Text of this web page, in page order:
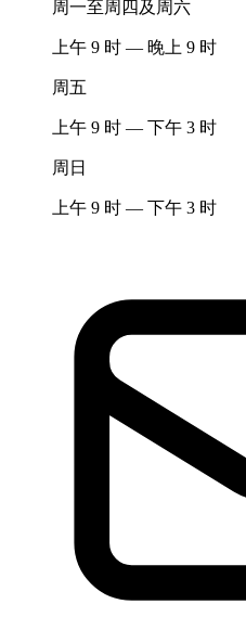
周一至周四及周六
上午 9 时 — 晚上 9 时
周五
上午 9 时 — 下午 3 时
周日
上午 9 时 — 下午 3 时